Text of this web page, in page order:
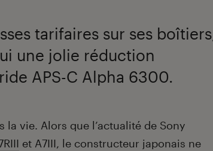
tarifaires sur ses
une jolie réduction
APS-C Alpha 6300.
la vie. Alors que l’actualité de Sony
et A7III, le constructeur japonais ne